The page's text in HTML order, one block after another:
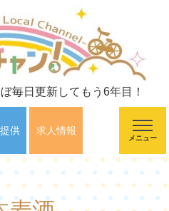
毎日更新してもう6年目！
供 求人情報
メニュー